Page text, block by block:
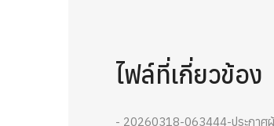
ไฟล์ที่เกี่ยวข้อง
- 20260318-063444-ประกาศผู้